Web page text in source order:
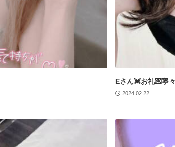
Eさん💓お礼💌寧々
2024.02.22